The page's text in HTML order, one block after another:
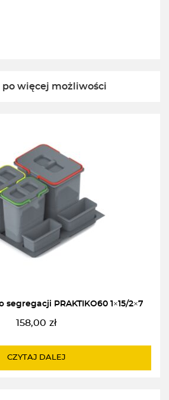
po więcej możliwości
segregacji PRAKTIKO60 1×15/2×7
158,00 zł
CZYTAJ DALEJ